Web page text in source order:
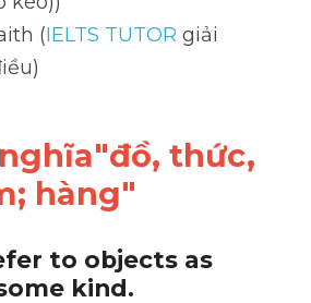
(IELTS TUTOR giải
thức,
hàng"
to objects as
kind.